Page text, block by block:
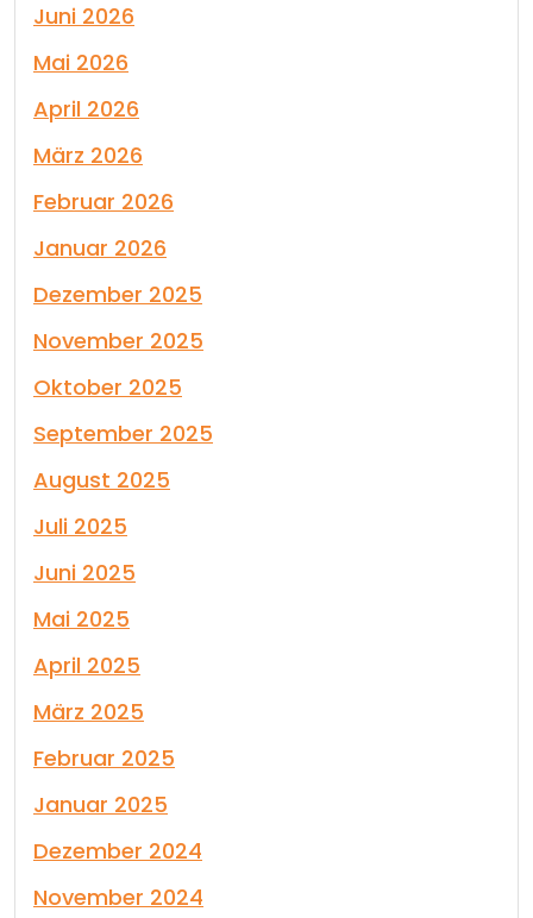
Juni 2026
Mai 2026
April 2026
März 2026
Februar 2026
Januar 2026
Dezember 2025
November 2025
Oktober 2025
September 2025
August 2025
Juli 2025
Juni 2025
Mai 2025
April 2025
März 2025
Februar 2025
Januar 2025
Dezember 2024
November 2024